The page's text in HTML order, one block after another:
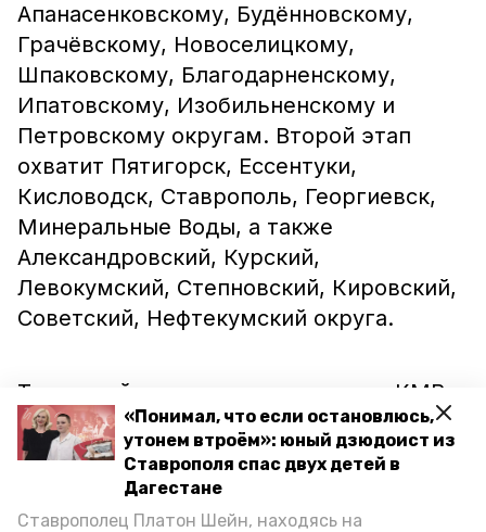
«Понимал, что если остановлюсь,
утонем втроём»: юный дзюдоист из
Ставрополя спас двух детей в
Дагестане
Ставрополец Платон Шейн, находясь на
Апанасенковскому, Будённовскому,
Грачёвскому, Новоселицкому,
Шпаковскому, Благодарненскому,
Ипатовскому, Изобильненскому и
Петровскому округам. Второй этап
охватит Пятигорск, Ессентуки,
Кисловодск, Ставрополь, Георгиевск,
Минеральные Воды, а также
Александровский, Курский,
Левокумский, Степновский, Кировский,
Советский, Нефтекумский округа.
Также рейды проведут в регионе КМВ,
на федеральной трассе «Кавказ», на
автодороге Минеральные Воды –
Кисловодск и на трассах вокруг
Ставрополя. Как отметили в ГИБДД